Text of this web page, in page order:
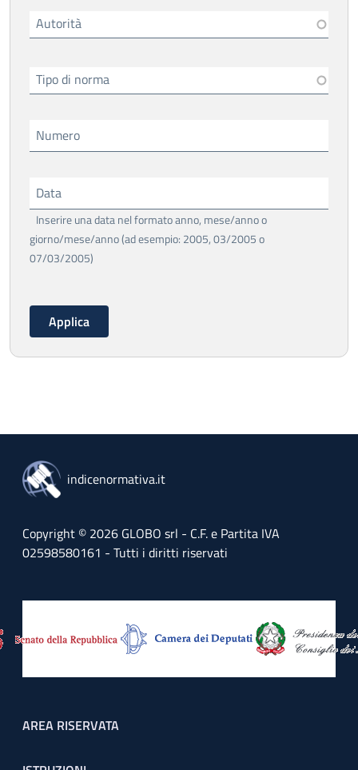
Autorità
Tipo di norma
Numero
Data
Inserire una data nel formato anno, mese/anno o
giorno/mese/anno (ad esempio: 2005, 03/2005 o
07/03/2005)
indicenormativa.it
Copyright © 2026 GLOBO srl - C.F. e Partita IVA
02598580161 - Tutti i diritti riservati
Footer menu
AREA RISERVATA